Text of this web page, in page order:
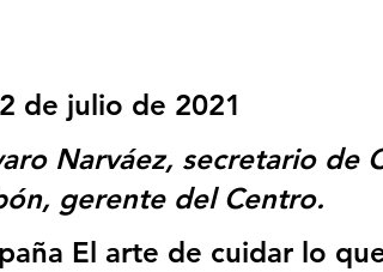
de julio de 2021
Narváez, secretario de
gerente del Centro.
El arte de cuidar lo